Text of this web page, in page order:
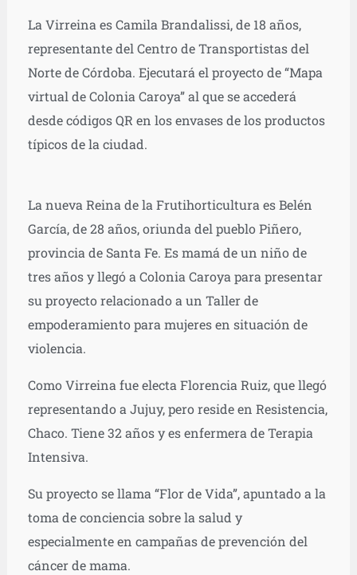
La Virreina es Camila Brandalissi, de 18 años,
representante del Centro de Transportistas del
Norte de Córdoba. Ejecutará el proyecto de “Mapa
virtual de Colonia Caroya” al que se accederá
desde códigos QR en los envases de los productos
típicos de la ciudad.
La nueva Reina de la Frutihorticultura es Belén
García, de 28 años, oriunda del pueblo Piñero,
provincia de Santa Fe. Es mamá de un niño de
tres años y llegó a Colonia Caroya para presentar
su proyecto relacionado a un Taller de
empoderamiento para mujeres en situación de
violencia.
Como Virreina fue electa Florencia Ruiz, que llegó
representando a Jujuy, pero reside en Resistencia,
Chaco. Tiene 32 años y es enfermera de Terapia
Intensiva.
Su proyecto se llama “Flor de Vida”, apuntado a la
toma de conciencia sobre la salud y
especialmente en campañas de prevención del
cáncer de mama.